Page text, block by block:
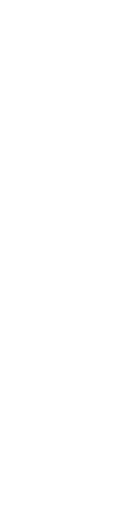
բարձր
Union-ի
են TRIP ծրագրի